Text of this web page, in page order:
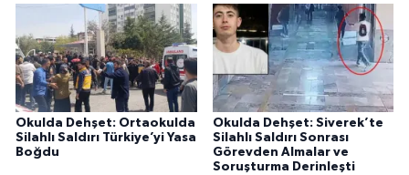
Okulda Dehşet: Ortaokulda
Silahlı Saldırı Türkiye’yi Yasa
Boğdu
Okulda Dehşet: Siverek’te
Silahlı Saldırı Sonrası
Görevden Almalar ve
Soruşturma Derinleşti